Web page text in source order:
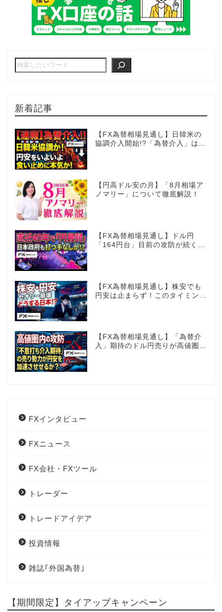
新着記事
【FX為替相場見通し】日韓米の
協調介入開始!?「為替介入」はコ
【円高ドル安の月】「8月相場ア
ノマリー」について徹底解説！
【FX為替相場見通し】ドル円
「164円台」目前の攻防が続く！
【FX為替相場見通し】株安でも
円安は止まらず！このタイミング
【FX為替相場見通し】「為替介
入」期待のドル円売りが高値圏を
FXインタビュー
FXニュース
FX会社・FXツール
トレーダー
トレードアイデア
投資情報
雑誌｢外国為替｣
【期間限定】タイアップキャンペーン